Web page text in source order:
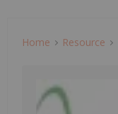
Home Resource